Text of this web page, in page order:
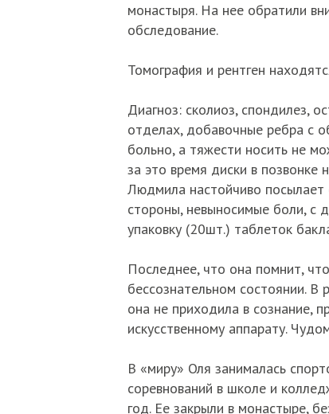
монастыря. На нее обратили
обследование.
Томография и рентген
Диагноз: сколиоз, спондилез,
отделах, добавочные ребра с
больно, а тяжести носить не
за это время диски в позвонке
Людмила настойчиво
стороны, невыносимые боли, с
упаковку (20шт.) таблеток
Последнее, что она помнит,
бессознательном состоянии.
она не приходила в сознание,
искусственному аппарату.
В «миру» Оля занималась
соревнований в школе и
год. Ее закрыли в монастыре,